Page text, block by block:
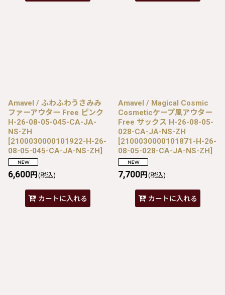
Amavel / ふわふわうさみみ
ファーアウター Free ピンク
H-26-08-05-045-CA-JA-
NS-ZH
[2100030000101922-H-26-
08-05-045-CA-JA-NS-ZH]
6,600円 (税込)
カートに入れる
Amavel / Magical Cosmic
Cosmeticケープ風アウター
Free サックス H-26-08-05-
028-CA-JA-NS-ZH
[2100030000101871-H-26-
08-05-028-CA-JA-NS-ZH]
7,700円 (税込)
カートに入れる